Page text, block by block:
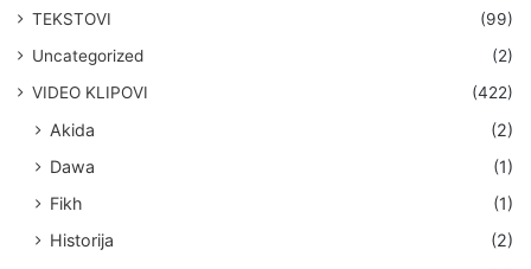
TEKSTOVI
(99)
Uncategorized
(2)
VIDEO KLIPOVI
(422)
Akida
(2)
Dawa
(1)
Fikh
(1)
Historija
(2)